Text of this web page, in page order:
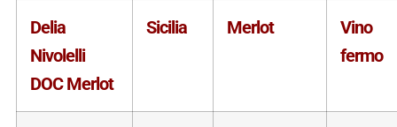
Delia
Nivolelli
DOC Merlot
Sicilia Merlot
Vino
fermo